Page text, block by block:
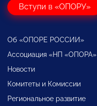
Вступи в «ОПОРУ»
Об «ОПОРЕ РОССИИ»
Ассоциация «НП «ОПОРА»
Новости
Комитеты и Комиссии
Региональное развитие